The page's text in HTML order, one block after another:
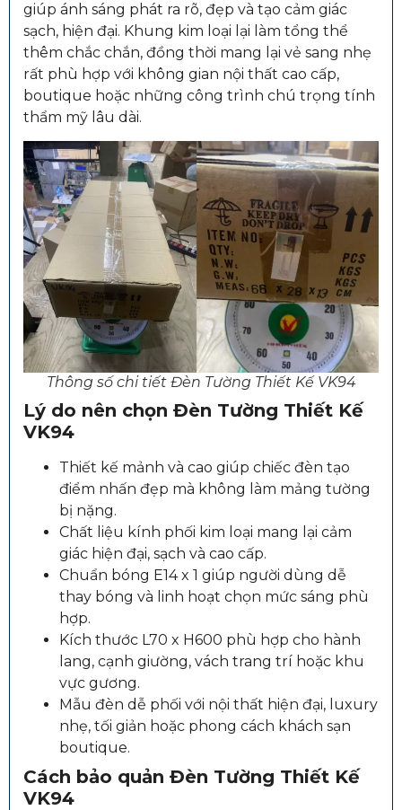
giúp ánh sáng phát ra rõ, đẹp và tạo cảm giác
sạch, hiện đại. Khung kim loại lại làm tổng thể
thêm chắc chắn, đồng thời mang lại vẻ sang nhẹ
rất phù hợp với không gian nội thất cao cấp,
boutique hoặc những công trình chú trọng tính
thẩm mỹ lâu dài.
Thông số chi tiết Đèn Tường Thiết Kế VK94
Lý do nên chọn Đèn Tường Thiết Kế
VK94
Thiết kế mảnh và cao giúp chiếc đèn tạo
điểm nhấn đẹp mà không làm mảng tường
bị nặng.
Chất liệu kính phối kim loại mang lại cảm
giác hiện đại, sạch và cao cấp.
Chuẩn bóng E14 x 1 giúp người dùng dễ
thay bóng và linh hoạt chọn mức sáng phù
hợp.
Kích thước L70 x H600 phù hợp cho hành
lang, cạnh giường, vách trang trí hoặc khu
vực gương.
Mẫu đèn dễ phối với nội thất hiện đại, luxury
nhẹ, tối giản hoặc phong cách khách sạn
boutique.
Cách bảo quản Đèn Tường Thiết Kế
VK94